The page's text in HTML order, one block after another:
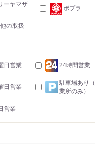
ーヤマザ
ポプラ
の取扱
日営業 24時間営業
日営業
駐車場あり
業所のみ）
営業